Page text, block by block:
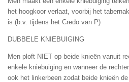
het hoogkoor verlaat, voorbij het
is (b.v. tijdens het Credo van P)
DUBBELE KNIEBUIGING
Men ploft NIET op beide knieën vanuit
enkele kniebuiging en wanneer de
ook het linkerbeen zodat beide knieën